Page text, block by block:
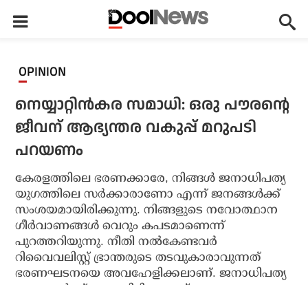
OPINION
നെയ്യാറ്റിന്‍കര സമാധി: ഒരു പൗരന്റെ
ജീവന് ആഭ്യന്തര വകുപ്പ് മറുപടി
പറയണം
കേരളത്തിലെ ഭരണക്കാരേ, നിങ്ങള്‍ ജനാധിപത്യ
യുഗത്തിലെ സര്‍ക്കാരാണോ എന്ന് ജനങ്ങള്‍ക്ക്
സംശയമായിരിക്കുന്നു. നിങ്ങളുടെ നവോത്ഥാന
ഗീര്‍വാണങ്ങള്‍ വെറും കപടമാണെന്ന്
പുറത്തറിയുന്നു. നീതി നല്‍കേണ്ടവര്‍
റിവൈവലിസ്റ്റ് ഭ്രാന്തരുടെ തടവുകാരാവുന്നത്
ഭരണഘടനയെ അവഹേളിക്കലാണ്. ജനാധിപത്യ